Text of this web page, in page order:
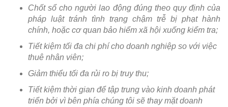
Chốt sổ cho người lao động đúng theo quy định của
pháp luật tránh tình trạng chậm trễ bị phạt hành
chính, hoặc cơ quan bảo hiểm xã hội xuống kiểm tra;
Tiết kiệm tối đa chi phí cho doanh nghiệp so với việc
thuê nhân viên;
Giảm thiểu tối đa rủi ro bị truy thu;
Tiết kiệm thời gian để tập trung vào kinh doanh phát
triển bởi vì bên phía chúng tôi sẽ thay mặt doanh